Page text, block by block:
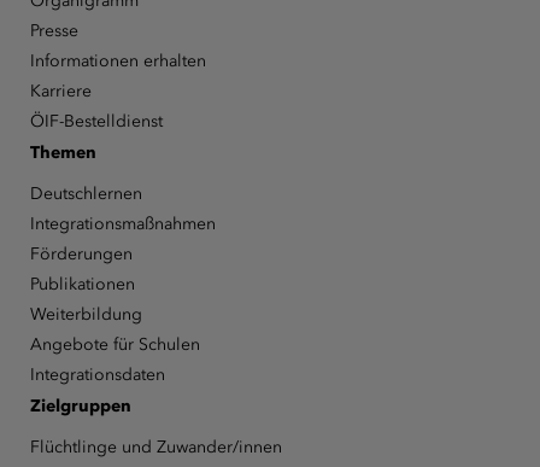
Presse
Informationen erhalten
Karriere
ÖIF-Bestelldienst
Themen
Deutschlernen
Integrationsmaßnahmen
Förderungen
Publikationen
Weiterbildung
Angebote für Schulen
Integrationsdaten
Zielgruppen
Flüchtlinge und Zuwander/innen